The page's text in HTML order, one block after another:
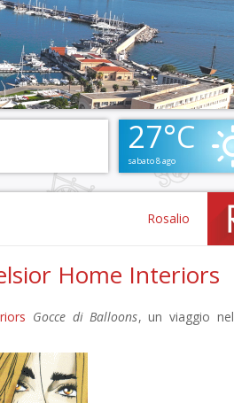
27°C
sabato 8 ago
Rosalio
Home Interiors
Gocce di Balloons, un viaggio nel